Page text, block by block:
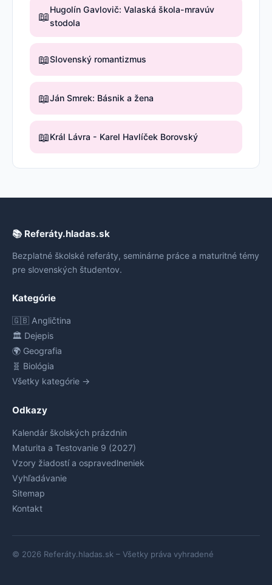
📖Hugolín Gavlovič: Valaská škola-mravúv
stodola
📖Slovenský romantizmus
📖Ján Smrek: Básnik a žena
📖Král Lávra - Karel Havlíček Borovský
📚 Referáty.hladas.sk
Bezplatné školské referáty, seminárne práce a maturitné témy
pre slovenských študentov.
Kategórie
🇬🇧 Angličtina
🏛️ Dejepis
🌍 Geografia
🧬 Biológia
Všetky kategórie →
Odkazy
Kalendár školských prázdnin
Maturita a Testovanie 9 (2027)
Vzory žiadostí a ospravedlneniek
Vyhľadávanie
Sitemap
Kontakt
© 2026 Referáty.hladas.sk – Všetky práva vyhradené